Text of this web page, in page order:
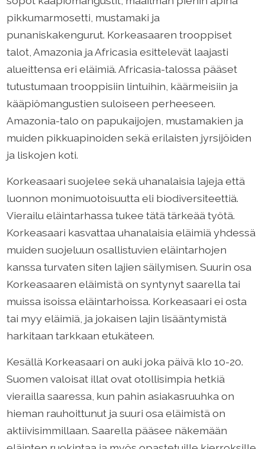
pikkumarmosetti, mustamaki ja
punaniskakengurut. Korkeasaaren trooppiset
talot, Amazonia ja Africasia esittelevät laajasti
alueittensa eri eläimiä. Africasia-talossa pääset
tutustumaan trooppisiin lintuihin, käärmeisiin ja
kääpiömangustien suloiseen perheeseen.
Amazonia-talo on papukaijojen, mustamakien ja
muiden pikkuapinoiden sekä erilaisten jyrsijöiden
ja liskojen koti.
Korkeasaari suojelee sekä uhanalaisia lajeja että
luonnon monimuotoisuutta eli biodiversiteettiä.
Vierailu eläintarhassa tukee tätä tärkeää työtä.
Korkeasaari kasvattaa uhanalaisia eläimiä yhdessä
muiden suojeluun osallistuvien eläintarhojen
kanssa turvaten siten lajien säilymisen. Suurin osa
Korkeasaaren eläimistä on syntynyt saarella tai
muissa isoissa eläintarhoissa. Korkeasaari ei osta
tai myy eläimiä, ja jokaisen lajin lisääntymistä
harkitaan tarkkaan etukäteen.
Kesällä Korkeasaari on auki joka päivä klo 10-20.
Suomen valoisat illat ovat otollisimpia hetkiä
vierailla saaressa, kun pahin asiakasruuhka on
hieman rauhoittunut ja suuri osa eläimistä on
aktiivisimmillaan. Saarella pääsee näkemään